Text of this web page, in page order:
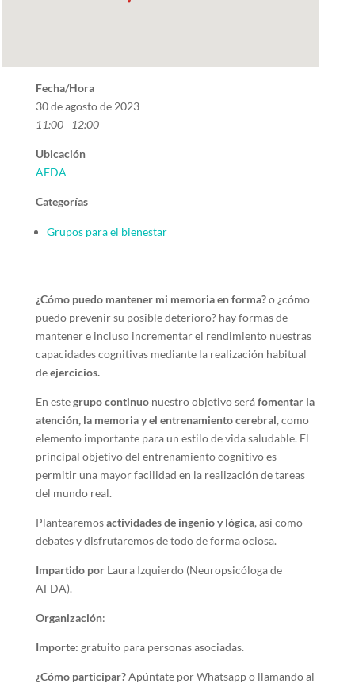
Fecha/Hora
30 de agosto de 2023
11:00 - 12:00
Ubicación
AFDA
Categorías
Grupos para el bienestar
¿Cómo puedo mantener mi memoria en forma?o ¿cómo
puedo prevenir su posible deterioro? hay formas de
mantener e incluso incrementar el rendimiento nuestras
capacidades cognitivas mediante la realización habitual
deejercicios.
En estegrupo continuonuestro objetivo seráfomentar la
atención, la memoria y el entrenamiento cerebral, como
elemento importante para un estilo de vida saludable. El
principal objetivo del entrenamiento cognitivo es
permitir una mayor facilidad en la realización de tareas
del mundo real.
Plantearemosactividades de ingenio y lógica, así como
debates y disfrutaremos de todo de forma ociosa.
Impartido porLaura Izquierdo (Neuropsicóloga de
AFDA).
Organización:
Importe: gratuito para personas asociadas.
¿Cómo participar?Apúntate por Whatsapp o llamando al